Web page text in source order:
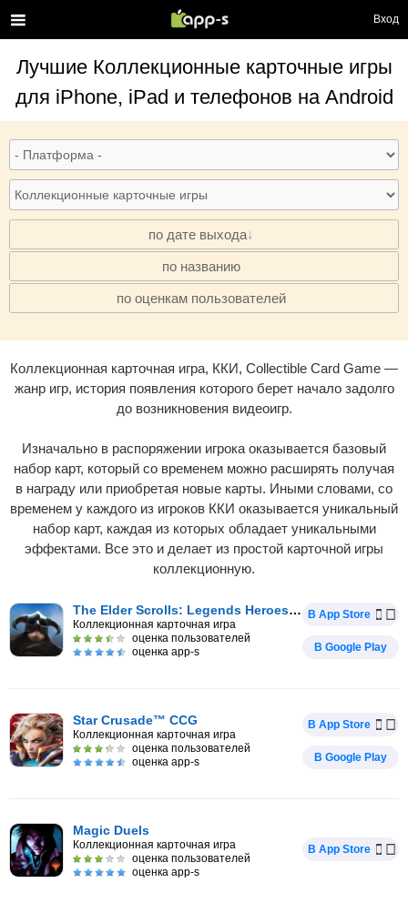
Вход
Лучшие Коллекционные карточные игры
для iPhone, iPad и телефонов на Android
по дате выхода
· по названию
· по оценкам пользователей
Коллекционная карточная игра, ККИ, Collectible Card Game —
жанр игр, история появления которого берет начало задолго
до возникновения видеоигр.
Изначально в распоряжении игрока оказывается базовый
набор карт, который со временем можно расширять получая
в награду или приобретая новые карты. Иными словами, со
временем у каждого из игроков ККИ оказывается уникальный
набор карт, каждая из которых обладает уникальными
эффектами. Все это и делает из простой карточной игры
коллекционную.
The Elder Scrolls: Legends Heroes of Skyri
Коллекционная карточная игра
оценка пользователей
оценка app-s
В App Store
В Google Play
Star Crusade™ CCG
Коллекционная карточная игра
оценка пользователей
оценка app-s
В App Store
В Google Play
Magic Duels
Коллекционная карточная игра
оценка пользователей
оценка app-s
В App Store